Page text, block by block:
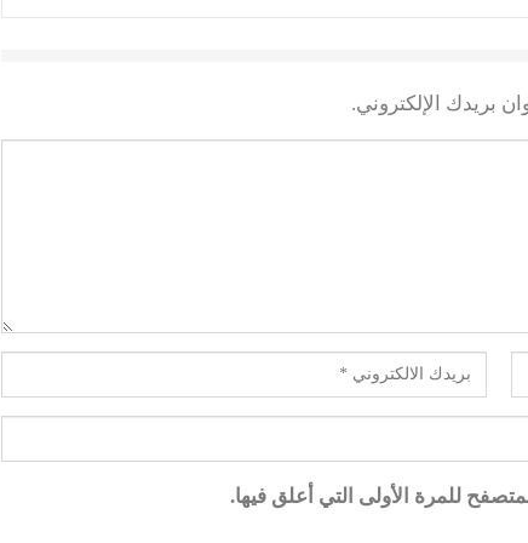
بريدك الإلكتروني.
للمرة الأولى التي أعلق فيها.